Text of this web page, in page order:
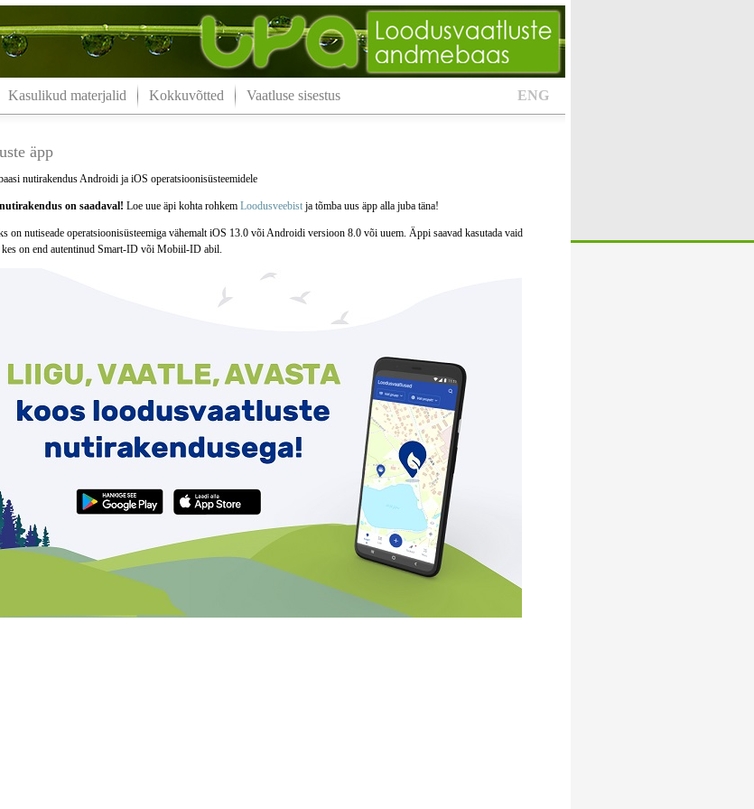
ENG
Kasulikud materjalid Kokkuvõtted Vaatluse sisestus
äpp
nutirakendus Androidi ja iOS operatsioonisüsteemidele
on saadaval! Loe uue äpi kohta rohkem Loodusveebistja tõmba uus äpp alla juba täna!
on nutiseade operatsioonisüsteemiga vähemalt iOS 13.0 või Androidi versioon 8.0 või uuem. Äppi saavad kasutada vaid
kes on end autentinud Smart-ID või Mobiil-ID abil.